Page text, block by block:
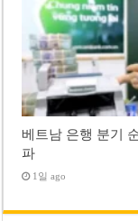
베트남 은행 분기
파
1일 ago